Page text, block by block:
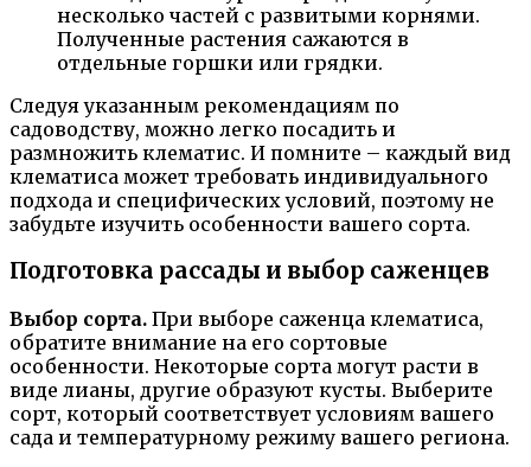
несколько частей с развитыми корнями.
Полученные растения сажаются в
отдельные горшки или грядки.
Следуя указанным рекомендациям по
садоводству, можно легко посадить и
размножить клематис. И помните – каждый вид
клематиса может требовать индивидуального
подхода и специфических условий, поэтому не
забудьте изучить особенности вашего сорта.
Подготовка рассады и выбор саженцев
Выбор сорта. При выборе саженца клематиса,
обратите внимание на его сортовые
особенности. Некоторые сорта могут расти в
виде лианы, другие образуют кусты. Выберите
сорт, который соответствует условиям вашего
сада и температурному режиму вашего региона.